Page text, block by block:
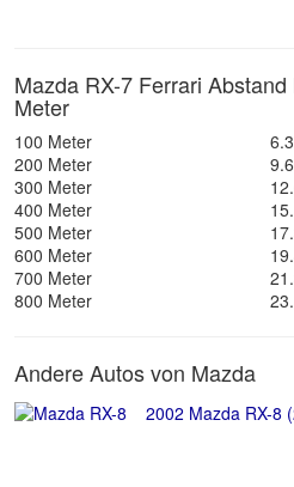
Mazda RX-7 Ferrari
Meter
100 Meter
200 Meter
300 Meter
400 Meter
500 Meter
600 Meter
700 Meter
800 Meter
Andere Autos von Mazda
2002 Mazda RX-8